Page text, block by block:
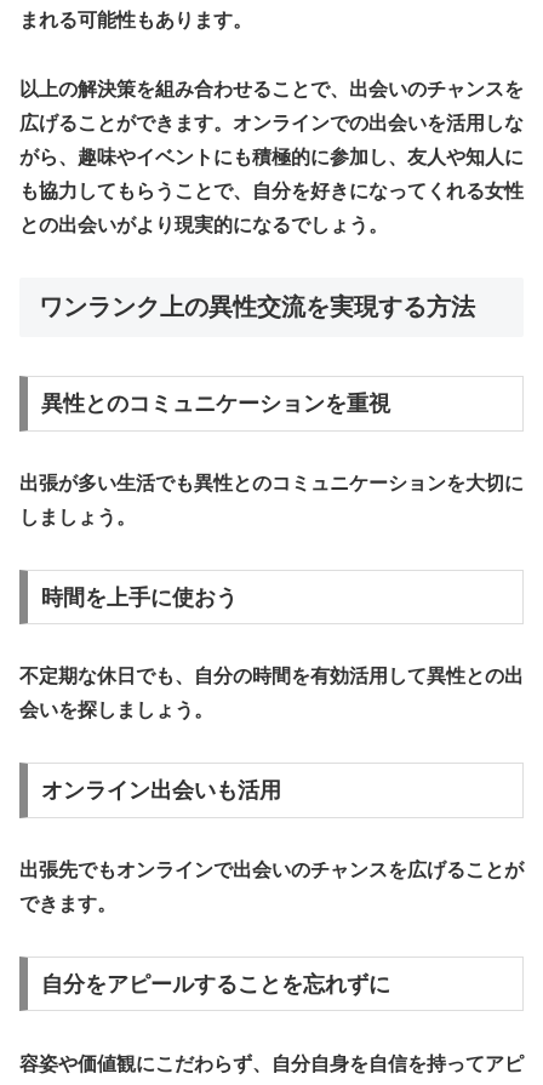
まれる可能性もあります。
以上の解決策を組み合わせることで、出会いのチャンスを
広げることができます。オンラインでの出会いを活用しな
がら、趣味やイベントにも積極的に参加し、友人や知人に
も協力してもらうことで、自分を好きになってくれる女性
との出会いがより現実的になるでしょう。
ワンランク上の異性交流を実現する方法
異性とのコミュニケーションを重視
出張が多い生活でも異性とのコミュニケーションを大切に
しましょう。
時間を上手に使おう
不定期な休日でも、自分の時間を有効活用して異性との出
会いを探しましょう。
オンライン出会いも活用
出張先でもオンラインで出会いのチャンスを広げることが
できます。
自分をアピールすることを忘れずに
容姿や価値観にこだわらず、自分自身を自信を持ってアピ